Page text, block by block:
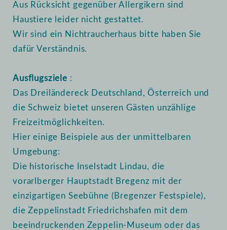
Aus Rücksicht gegenüber Allergikern sind
Haustiere leider nicht gestattet.
Wir sind ein Nichtraucherhaus bitte haben Sie
dafür Verständnis.
Ausflugsziele :
Das Dreiländereck Deutschland, Österreich und
die Schweiz bietet unseren Gästen unzählige
Freizeitmöglichkeiten.
Hier einige Beispiele aus der unmittelbaren
Umgebung:
Die historische Inselstadt Lindau, die
vorarlberger Hauptstadt Bregenz mit der
einzigartigen Seebühne (Bregenzer Festspiele),
die Zeppelinstadt Friedrichshafen mit dem
beeindruckenden Zeppelin-Museum oder das